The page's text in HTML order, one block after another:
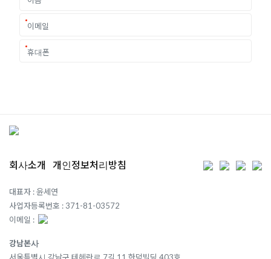
회사소개 개인정보처리방침
대표자 : 윤세연
사업자등록번호 : 371-81-03572
이메일 :
강남본사